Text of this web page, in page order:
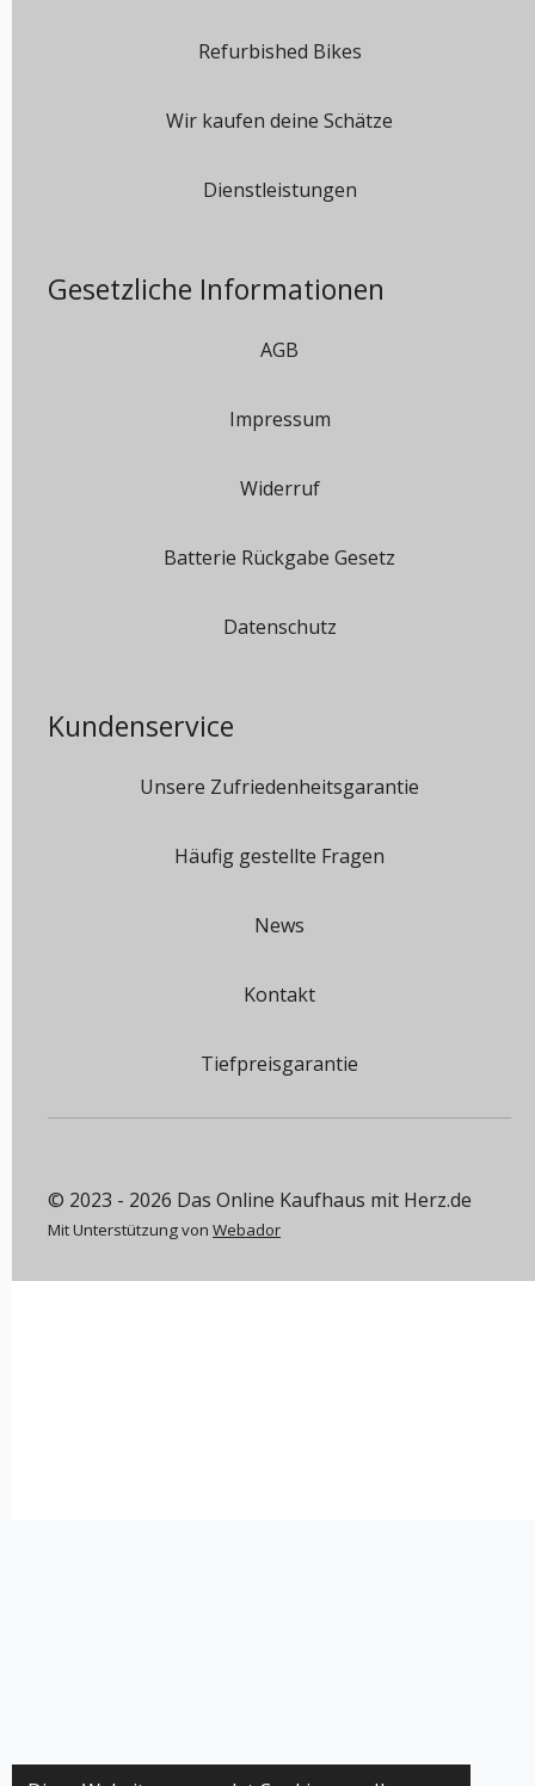
Refurbished Bikes
Wir kaufen deine Schätze
Dienstleistungen
Gesetzliche Informationen
AGB
Impressum
Widerruf
Batterie Rückgabe Gesetz
Datenschutz
Kundenservice
Unsere Zufriedenheitsgarantie
Häufig gestellte Fragen
News
Kontakt
Tiefpreisgarantie
© 2023 - 2026 Das Online Kaufhaus mit Herz.de
Mit Unterstützung von Webador